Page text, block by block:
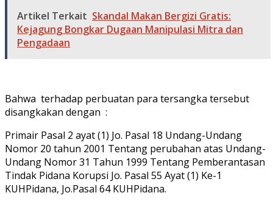
Artikel Terkait Skandal Makan Bergizi Gratis:
Kejagung Bongkar Dugaan Manipulasi Mitra dan
Pengadaan
Bahwa terhadap perbuatan para tersangka tersebut
disangkakan dengan :
Primair Pasal 2 ayat (1) Jo. Pasal 18 Undang-Undang
Nomor 20 tahun 2001 Tentang perubahan atas Undang-
Undang Nomor 31 Tahun 1999 Tentang Pemberantasan
Tindak Pidana Korupsi Jo. Pasal 55 Ayat (1) Ke-1
KUHPidana, Jo.Pasal 64 KUHPidana.